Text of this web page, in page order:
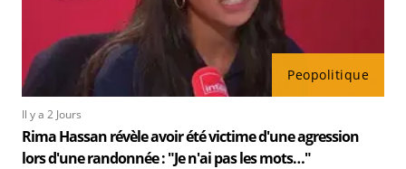
Peopolitique
Il y a 2 Jours
Rima Hassan révèle avoir été victime d'une agression
lors d'une randonnée : "Je n'ai pas les mots…"